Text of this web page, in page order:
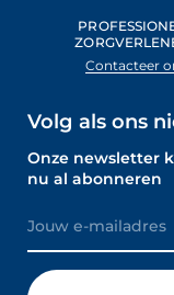
Contacteer
Volg als ons
Onze newsletter
nu al abonneren